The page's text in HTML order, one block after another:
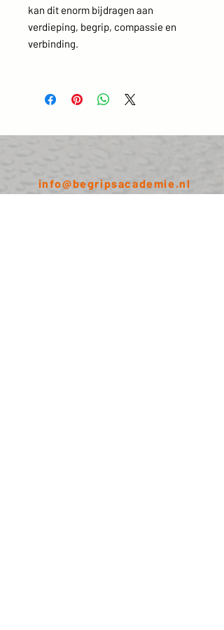
kan dit enorm bijdragen aan
verdieping, begrip, compassie en
verbinding.
info@begripsacademie.nl